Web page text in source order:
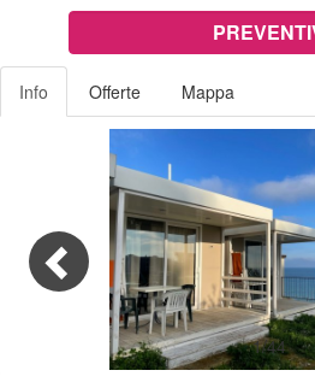
Info Offerte Mappa
1/44
Previous